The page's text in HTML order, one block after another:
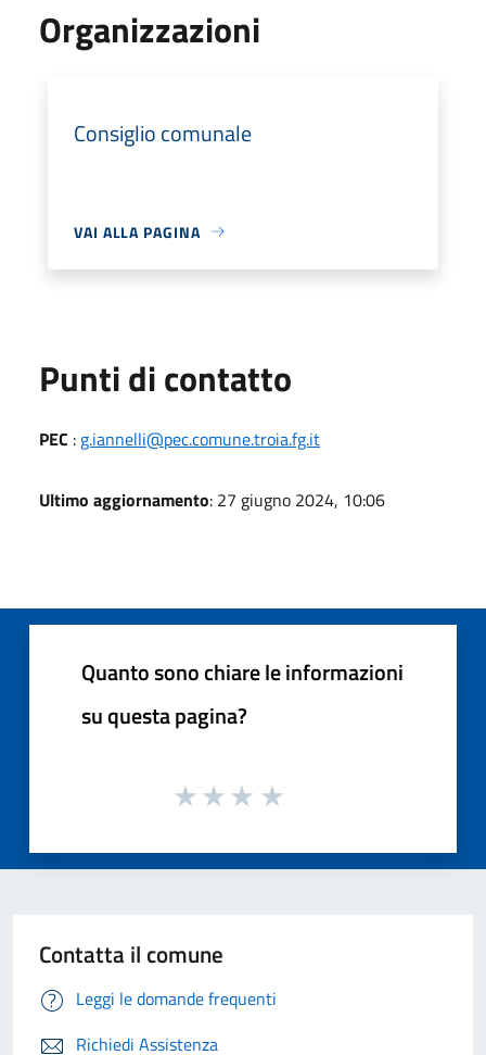
Organizzazioni
Consiglio comunale
VAI ALLA PAGINA
Punti di contatto
PEC : g.iannelli@pec.comune.troia.fg.it
Ultimo aggiornamento: 27 giugno 2024, 10:06
Quanto sono chiare le informazioni
su questa pagina?
Contatta il comune
Leggi le domande frequenti
Richiedi Assistenza